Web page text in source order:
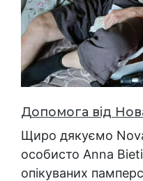
Допомога від
Щиро дякуємо
особисто Anna
опікуваних